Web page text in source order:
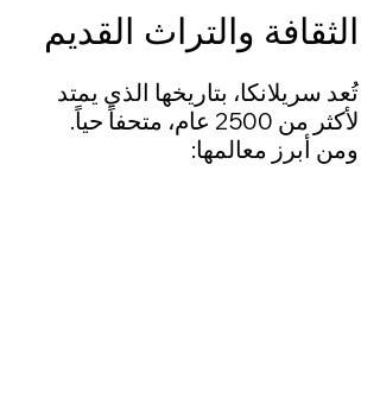
الثقافة والتراث القديم
تُعد سريلانكا، بتاريخها الذي يمتد
لأكثر من 2500 عام، متحفاً حياً.
ومن أبرز معالمها: